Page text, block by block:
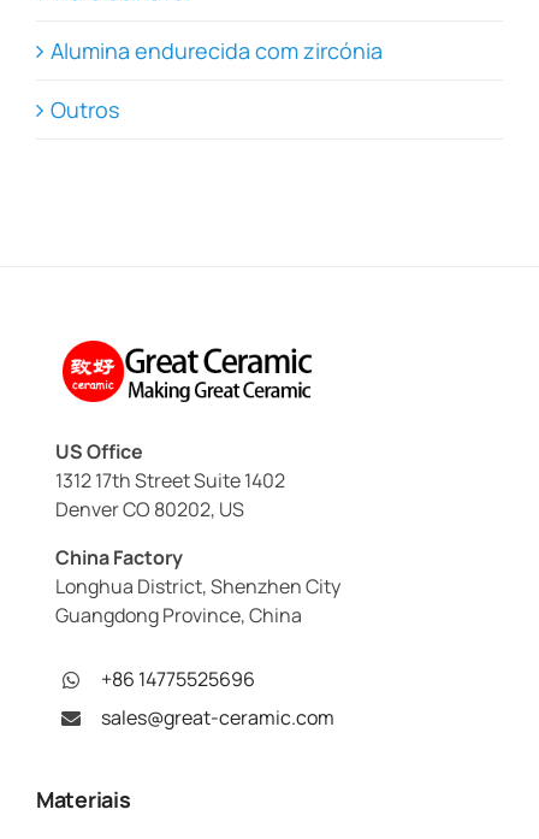
Alumina endurecida com zircónia
Outros
US Office
1312 17th Street Suite 1402
Denver CO 80202, US
China Factory
Longhua District, Shenzhen City
Guangdong Province, China
+86 14775525696
sales@great-ceramic.com
Materiais